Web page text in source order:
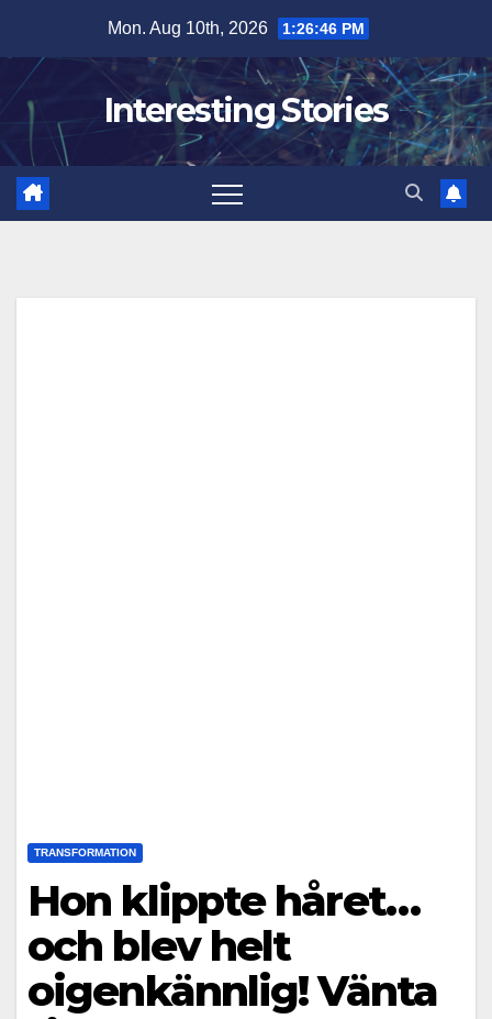
content
Mon. Aug 10th, 2026 1:26:47 PM
Interesting Stories
TRANSFORMATION
Hon klippte håret…
och blev helt
oigenkännlig! Vänta